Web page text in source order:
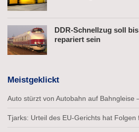
DDR-Schnellzug soll
repariert sein
Meistgeklickt
Auto stürzt von Autobahn auf Bahngleise
Tjarks: Urteil des EU-Gerichts hat Folgen